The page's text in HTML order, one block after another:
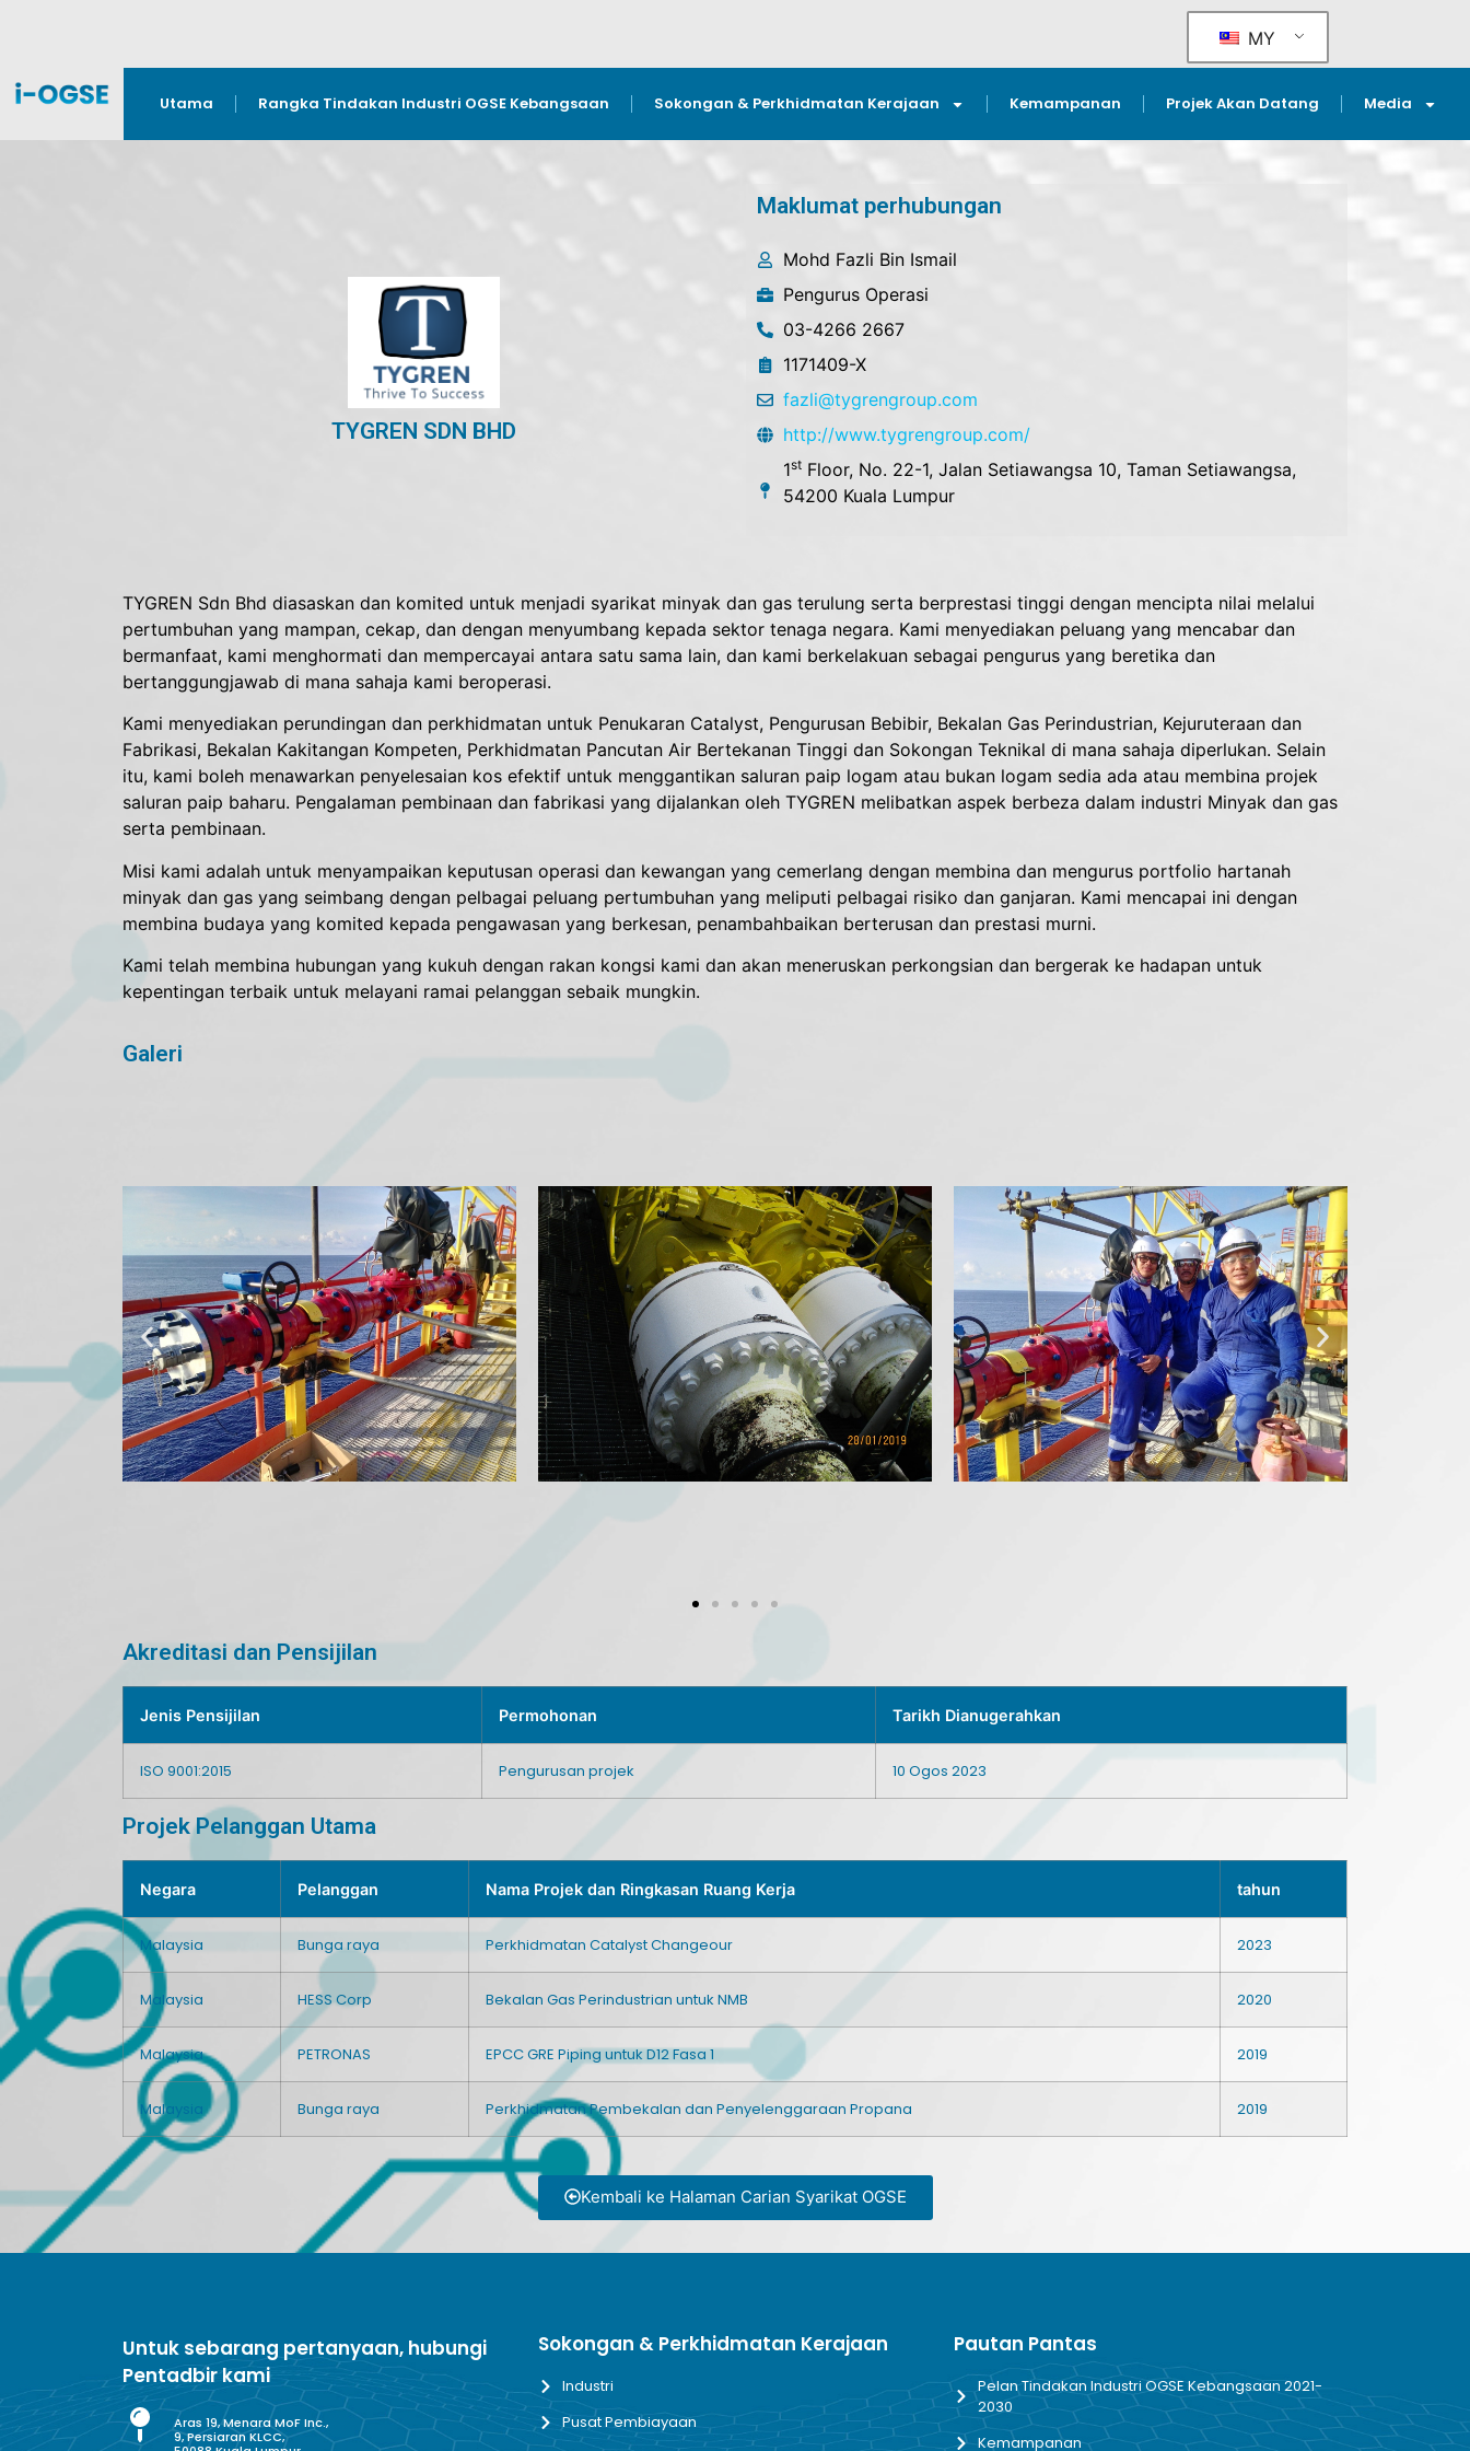
MY
Utama Rangka Tindakan Industri OGSE Kebangsaan Sokongan & Perkhidmatan Kerajaan Kemampanan Projek Akan Datang Media
TYGREN SDN BHD
Maklumat perhubungan
Mohd Fazli Bin Ismail
Pengurus Operasi
03-4266 2667
1171409-X
fazli@tygrengroup.com
http://www.tygrengroup.com/
1stFloor, No. 22-1, Jalan Setiawangsa 10, Taman Setiawangsa,
54200 Kuala Lumpur
TYGREN Sdn Bhd diasaskan dan komited untuk menjadi syarikat minyak dan gas terulung serta berprestasi tinggi dengan mencipta nilai melalui
pertumbuhan yang mampan, cekap, dan dengan menyumbang kepada sektor tenaga negara. Kami menyediakan peluang yang mencabar dan
bermanfaat, kami menghormati dan mempercayai antara satu sama lain, dan kami berkelakuan sebagai pengurus yang beretika dan
bertanggungjawab di mana sahaja kami beroperasi.
Kami menyediakan perundingan dan perkhidmatan untuk Penukaran Catalyst, Pengurusan Bebibir, Bekalan Gas Perindustrian, Kejuruteraan dan
Fabrikasi, Bekalan Kakitangan Kompeten, Perkhidmatan Pancutan Air Bertekanan Tinggi dan Sokongan Teknikal di mana sahaja diperlukan. Selain
itu, kami boleh menawarkan penyelesaian kos efektif untuk menggantikan saluran paip logam atau bukan logam sedia ada atau membina projek
saluran paip baharu. Pengalaman pembinaan dan fabrikasi yang dijalankan oleh TYGREN melibatkan aspek berbeza dalam industri Minyak dan gas
serta pembinaan.
Misi kami adalah untuk menyampaikan keputusan operasi dan kewangan yang cemerlang dengan membina dan mengurus portfolio hartanah
minyak dan gas yang seimbang dengan pelbagai peluang pertumbuhan yang meliputi pelbagai risiko dan ganjaran. Kami mencapai ini dengan
membina budaya yang komited kepada pengawasan yang berkesan, penambahbaikan berterusan dan prestasi murni.
Kami telah membina hubungan yang kukuh dengan rakan kongsi kami dan akan meneruskan perkongsian dan bergerak ke hadapan untuk
kepentingan terbaik untuk melayani ramai pelanggan sebaik mungkin.
Galeri
Akreditasi dan Pensijilan
Jenis Pensijilan Permohonan Tarikh Dianugerahkan
ISO 9001:2015 Pengurusan projek 10 Ogos 2023
Projek Pelanggan Utama
Negara Pelanggan Nama Projek dan Ringkasan Ruang Kerja tahun
Malaysia Bunga raya Perkhidmatan Catalyst Changeour 2023
Malaysia HESS Corp Bekalan Gas Perindustrian untuk NMB 2020
Malaysia PETRONAS EPCC GRE Piping untuk D12 Fasa 1 2019
Malaysia Bunga raya Perkhidmatan Pembekalan dan Penyelenggaraan Propana 2019
Kembali ke Halaman Carian Syarikat OGSE
Untuk sebarang pertanyaan, hubungi
Pentadbir kami
Aras 19, Menara MoF Inc.,
9, Persiaran KLCC,
Sokongan & Perkhidmatan Kerajaan
Industri
Pusat Pembiayaan
Pautan Pantas
Pelan Tindakan Industri OGSE Kebangsaan 2021-
2030
Kemampanan